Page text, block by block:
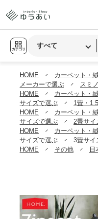
カテゴリ
HOME カーペット・
メーカーで選ぶ
スミ
HOME
カーペット・
サイズで選ぶ
1畳・
HOME
カーペット・
サイズで選ぶ
2畳サイ
HOME
カーペット・
サイズで選ぶ
3畳サイ
HOME
その他 日